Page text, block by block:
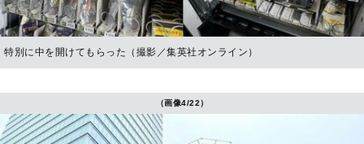
特別に中を開けてもらった（撮影／集英社オンライン）
（画像4/22）